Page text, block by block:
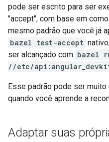
pode ser escrito para ser
"accept", com base em
mesmo padrão que você já
bazel test-accept
ser alcançado com bazel
//etc/
Esse padrão pode ser
quando você aprende a
Adaptar suas